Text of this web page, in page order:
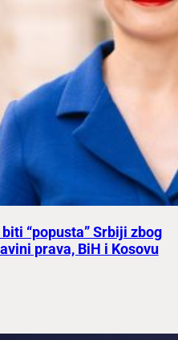
“popusta” Srbiji zbog
prava, BiH i Kosovu